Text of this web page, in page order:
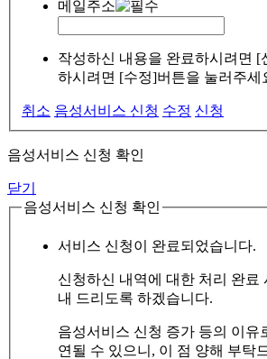
메일주소
작성하신 내용을 완료하시려면 [
하시려면 [수정]버튼을 눌러주세
취소 음성서비스 신청 수정 신청
음성서비스 신청 확인
닫기
음성서비스 신청 확인
서비스 신청이 완료되었습니다.
신청하신 내역에 대한 처리 완료
내 드리도록 하겠습니다.
음성서비스 신청 증가 등의 이유
연될 수 있으니, 이 점 양해 부탁